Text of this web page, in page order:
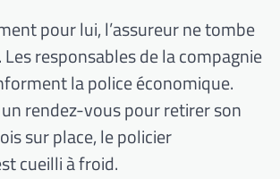
pour lui, l’assureur ne tombe
responsables de la compagnie
la police économique.
rendez-vous pour retirer son
sur place, le policier
cueilli à froid.